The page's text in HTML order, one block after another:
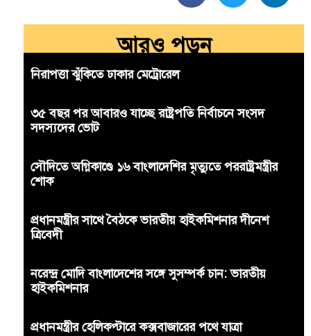
আরও পড়ুন
নিরাপত্তা ঝুঁকিতে ঢাকার মেট্রোরেল
৩৫ বছর পর আবারও যাচ্ছে রাষ্ট্রপতি নির্বাচনে সংসদ
সদস্যদের ভোট
সৌদিতে অগ্নিকাণ্ডে ১৬ বাংলাদেশির মৃত্যুতে পররাষ্ট্রমন্ত্রীর
শোক
প্রধানমন্ত্রীর সাথে বৈঠকে ভারতীয় হাইকমিশনার দীনেশ
ত্রিবেদী
নরেন্দ্র মোদি বাংলাদেশের সঙ্গে সুসম্পর্ক চান: ভারতীয়
হাইকমিশনার
প্রধানমন্ত্রীর হেলিকপ্টারে কক্সবাজারের পথে যাত্রা